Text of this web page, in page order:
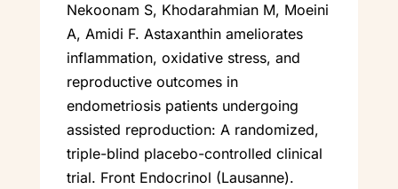
Nekoonam S, Khodarahmian M, Moeini
A, Amidi F. Astaxanthin ameliorates
inflammation, oxidative stress, and
reproductive outcomes in
endometriosis patients undergoing
assisted reproduction: A randomized,
triple-blind placebo-controlled clinical
trial. Front Endocrinol (Lausanne).